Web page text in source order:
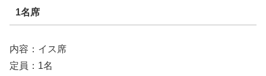
1名席
内容：イス席
定員：1名